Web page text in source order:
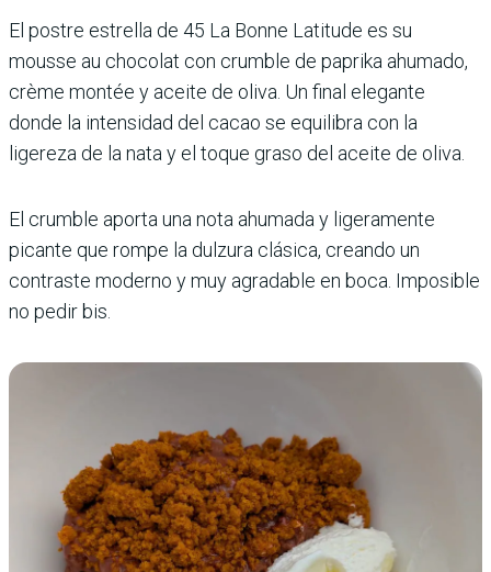
El postre estrella de 45 La Bonne Latitude es su
mousse au chocolat con crumble de paprika ahumado,
crème montée y aceite de oliva. Un final elegante
donde la intensidad del cacao se equilibra con la
ligereza de la nata y el toque graso del aceite de oliva.
El crumble aporta una nota ahumada y ligeramente
picante que rompe la dulzura clásica, creando un
contraste moderno y muy agradable en boca. Imposible
no pedir bis.